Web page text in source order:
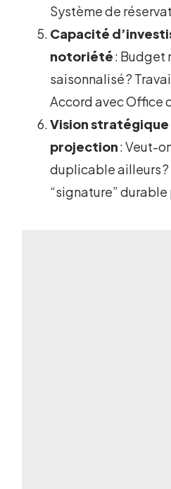
Système de
Capacité
notoriété: Budget
saisonnalisé ?
Accord avec Office
Vision
projection: Veut-
duplicable ailleurs
“signature” durable